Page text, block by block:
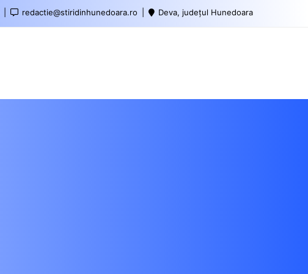
redactie@stiridinhunedoara.ro Deva, județul Hunedoara